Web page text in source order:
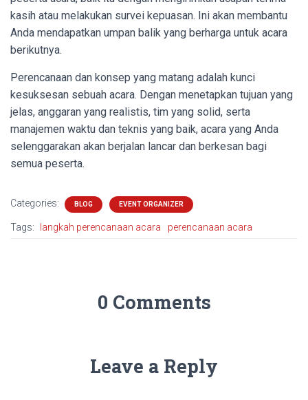
kasih atau melakukan survei kepuasan. Ini akan membantu
Anda mendapatkan umpan balik yang berharga untuk acara
berikutnya.
Perencanaan dan konsep yang matang adalah kunci
kesuksesan sebuah acara. Dengan menetapkan tujuan yang
jelas, anggaran yang realistis, tim yang solid, serta
manajemen waktu dan teknis yang baik, acara yang Anda
selenggarakan akan berjalan lancar dan berkesan bagi
semua peserta.
Categories: BLOG EVENT ORGANIZER
Tags: langkah perencanaan acara perencanaan acara
0 Comments
Leave a Reply